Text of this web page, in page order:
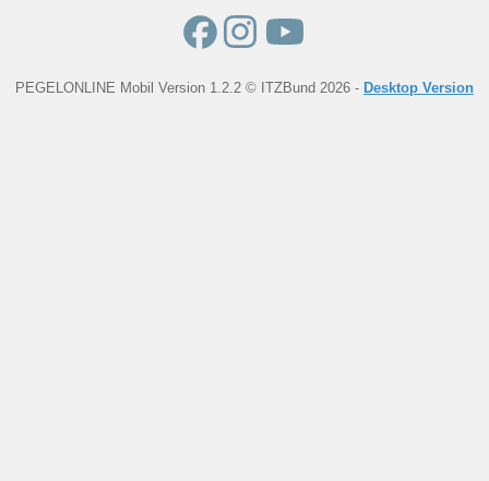
PEGELONLINE Mobil Version 1.2.2 © ITZBund 2026 - Desktop Version